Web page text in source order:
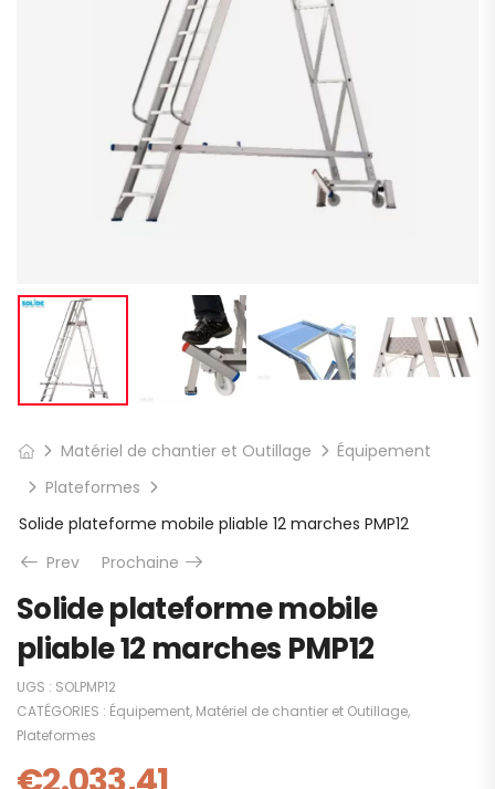
Matériel de chantier et Outillage
Équipement
Plateformes
Solide plateforme mobile pliable 12 marches PMP12
Prev
Prochaine
Solide plateforme mobile
pliable 12 marches PMP12
UGS : SOLPMP12
CATÉGORIES : Équipement, Matériel de chantier et Outillage,
Plateformes